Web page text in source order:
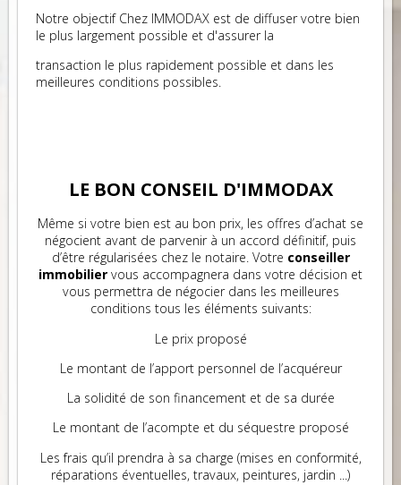
Notre objectif Chez IMMODAX est de diffuser votre bien
le plus largement possible et d'assurer la
transaction le plus rapidement possible et dans les
meilleures conditions possibles.
LE BON CONSEIL D'IMMODAX
Même si votre bien est au bon prix, les offres d’achat se
négocient avant de parvenir à un accord définitif, puis
d’être régularisées chez le notaire. Votre conseiller
immobilier vous accompagnera dans votre décision et
vous permettra de négocier dans les meilleures
conditions tous les éléments suivants:
Le prix proposé
Le montant de l’apport personnel de l’acquéreur
La solidité de son financement et de sa durée
Le montant de l’acompte et du séquestre proposé
Les frais qu’il prendra à sa charge (mises en conformité,
réparations éventuelles, travaux, peintures, jardin ...)